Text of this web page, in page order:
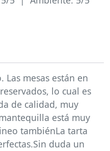
mesas están en
lo cual es
de calidad, muy
está muy
tambiénLa tarta
duda un